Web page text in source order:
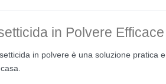
in Polvere
in polvere è una soluzione pratica